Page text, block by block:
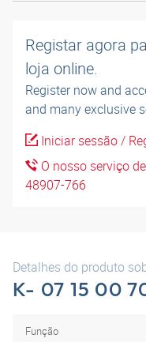
Registar agora
loja online.
Register now and
and many exclusive
Iniciar sessão /
O nosso serviço
48907-766
Detalhes do produto
K- 07 15 00
Função